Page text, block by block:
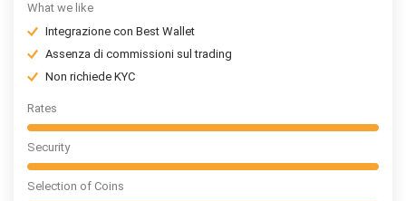
What we like
Integrazione con Best Wallet
Assenza di commissioni sul trading
Non richiede KYC
Rates
Security
Selection of Coins